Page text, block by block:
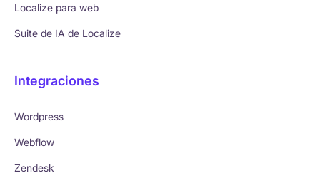
Localize para web
Suite de IA de Localize
Integraciones
Wordpress
Webflow
Zendesk